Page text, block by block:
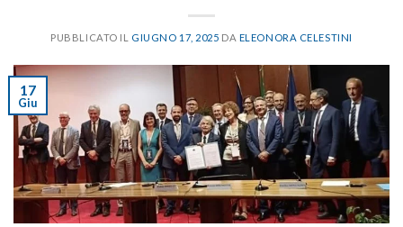
PUBBLICATO IL GIUGNO 17, 2025 DA ELEONORA CELESTINI
17
Giu